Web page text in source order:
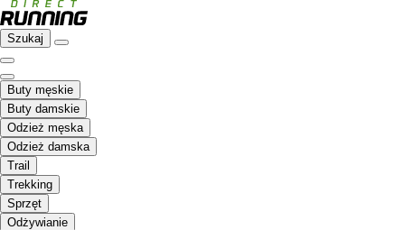
Szukaj
Buty męskie
Buty damskie
Odzież męska
Odzież damska
Trail
Trekking
Sprzęt
Odżywianie